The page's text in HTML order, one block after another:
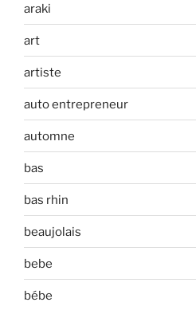
araki
art
artiste
auto entrepreneur
automne
bas
bas rhin
beaujolais
bebe
bébe